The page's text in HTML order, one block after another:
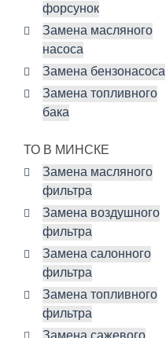
форсунок
Замена масляного
насоса
Замена бензонасоса
Замена топливного
бака
ТО В МИНСКЕ
Замена масляного
фильтра
Замена воздушного
фильтра
Замена салонного
фильтра
Замена топливного
фильтра